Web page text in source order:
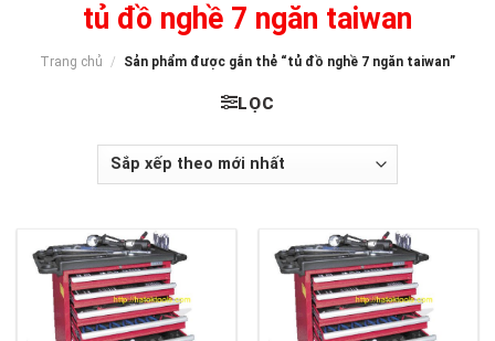
tủ đồ nghề 7 ngăn taiwan
Trang chủ / Sản phẩm được gắn thẻ “tủ đồ nghề 7 ngăn taiwan”
LỌC